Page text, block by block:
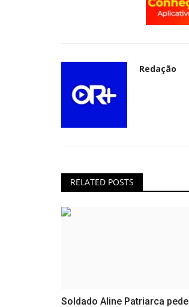
Redação
RELATED POSTS
Soldado Aline Patriarca pede